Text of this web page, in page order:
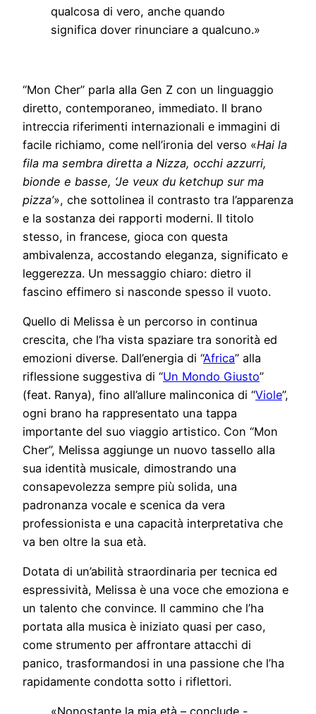
qualcosa di vero, anche quando
significa dover rinunciare a qualcuno.»
“Mon Cher” parla alla Gen Z con un linguaggio
diretto, contemporaneo, immediato. Il brano
intreccia riferimenti internazionali e immagini di
facile richiamo, come nell’ironia del verso «Hai la
fila ma sembra diretta a Nizza, occhi azzurri,
bionde e basse, ‘Je veux du ketchup sur ma
pizza’», che sottolinea il contrasto tra l’apparenza
e la sostanza dei rapporti moderni. Il titolo
stesso, in francese, gioca con questa
ambivalenza, accostando eleganza, significato e
leggerezza. Un messaggio chiaro: dietro il
fascino effimero si nasconde spesso il vuoto.
Quello di Melissa è un percorso in continua
crescita, che l’ha vista spaziare tra sonorità ed
emozioni diverse. Dall’energia di “Africa” alla
riflessione suggestiva di “Un Mondo Giusto”
(feat. Ranya), fino all’allure malinconica di “Viole”,
ogni brano ha rappresentato una tappa
importante del suo viaggio artistico. Con “Mon
Cher”, Melissa aggiunge un nuovo tassello alla
sua identità musicale, dimostrando una
consapevolezza sempre più solida, una
padronanza vocale e scenica da vera
professionista e una capacità interpretativa che
va ben oltre la sua età.
Dotata di un’abilità straordinaria per tecnica ed
espressività, Melissa è una voce che emoziona e
un talento che convince. Il cammino che l’ha
portata alla musica è iniziato quasi per caso,
come strumento per affrontare attacchi di
panico, trasformandosi in una passione che l’ha
rapidamente condotta sotto i riflettori.